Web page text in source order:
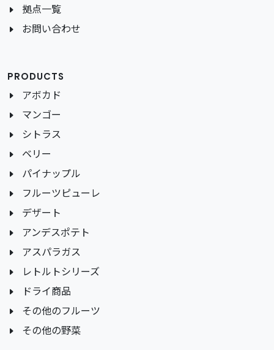
拠点一覧
お問い合わせ
PRODUCTS
アボカド
マンゴー
シトラス
ベリー
パイナップル
フルーツピューレ
デザート
アンデスポテト
アスパラガス
レトルトシリーズ
ドライ商品
その他のフルーツ
その他の野菜